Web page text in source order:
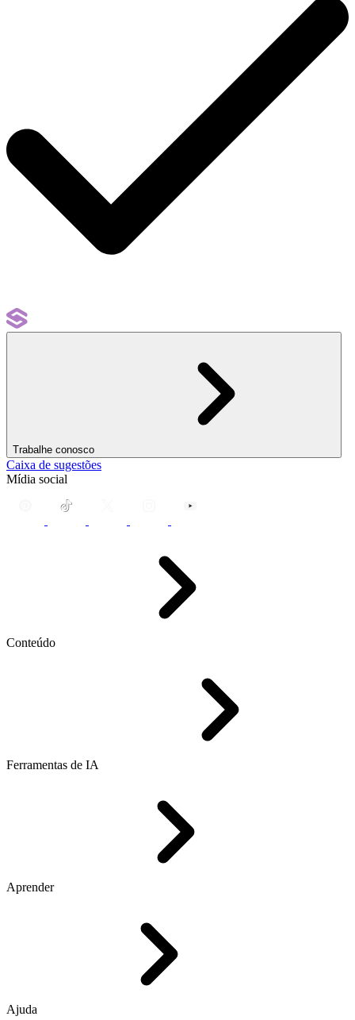
Trabalhe conosco
Caixa de sugestões
Mídia social
Conteúdo
Ferramentas de IA
Aprender
Ajuda